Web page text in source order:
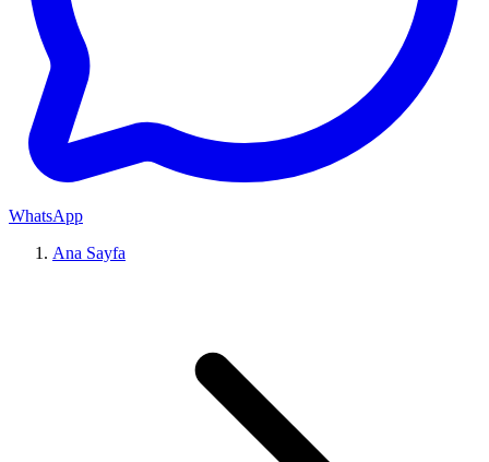
WhatsApp
Ana Sayfa